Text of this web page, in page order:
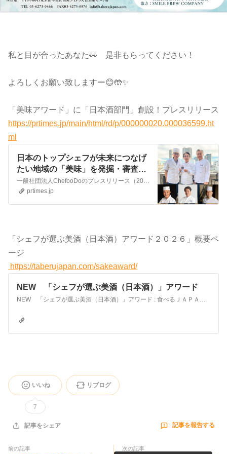
私と目が合ったあなた👀 是非もらってください！
よろしくお願い致しますー😊🤲✨
「美味アワード」に「日本酒部門」創設！プレスリリース
https://prtimes.jp/main/html/rd/p/000000020.000036599.ht
ml
日本のトップシェフが未来につなげ
たい地域の「美味」を発掘・審査す
る第6回「食べるJAPAN 美味アワー
ド」の募集開始。トップシェフが選
ぶ美酒（『料理に合う美味しい
一般社団法人ChefooDoのプレスリリース（2025年6月9日 11時13分）日本のトップシェフが未来につなげたい地域の「美味」を発掘・審査する第6回「食べるJAPAN 美味アワード」の募集開始。トップシェフが選ぶ美酒（『料理に合う美味しい酒』）部門も新たに創設。
prtimes.jp
「シェフが選ぶ美酒（日本酒）アワード２０２６」概要ペ
ージ
https://taberujapan.com/sakeaward/
NEW 「シェフが選ぶ美酒（日本酒）」アワード
いいね
7
リブログ
記事をシェア 記事を報告する
前の記事 次の記事